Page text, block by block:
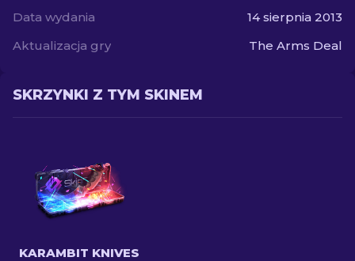
Data wydania
14 sierpnia 2013
Aktualizacja gry
The Arms Deal
SKRZYNKI Z TYM SKINEM
KARAMBIT KNIVES